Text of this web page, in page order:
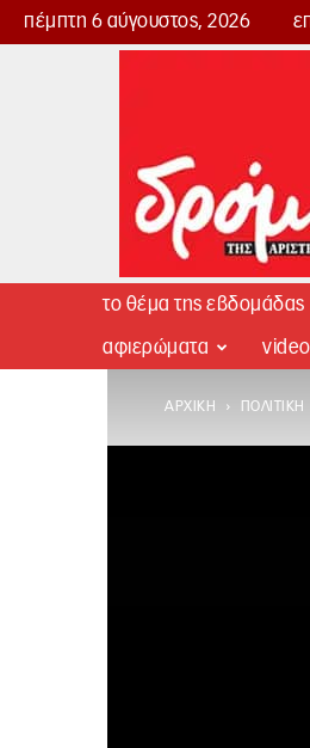
πέμπτη 6 αύγουστος, 2026
Δρόμος
το θέμα της εβδομάδας
αφιερώματα video
ΑΡΧΙΚΉ ΠΟΛΙΤΙΚΉ